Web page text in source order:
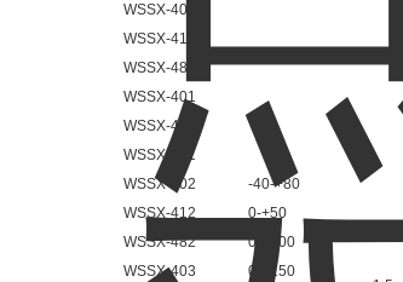
WSSX-400
-40-+80
0-+50
0-+100
0-+150
WSSX-410
WSSX-480
WSSX-401
WSSX-411
WSSX-481
WSSX-402
WSSX-412
WSSX-482
WSSX-403